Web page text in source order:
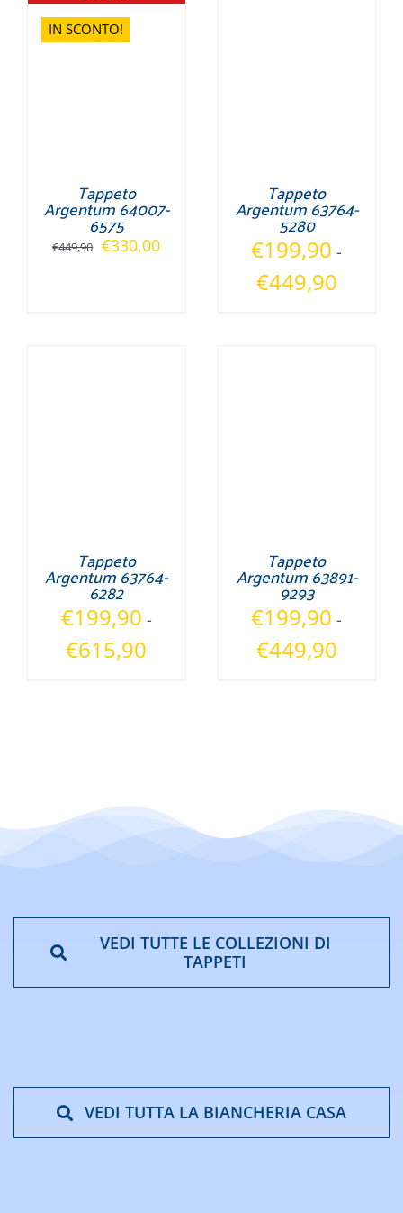
IN SCONTO!
Tappeto
Argentum 64007-
6575
€449,90 Il
€330,00Il
Tappeto
Argentum 63764-
5280
€199,90 -
€449,90Fascia
Tappeto
Argentum 63764-
6282
€199,90 -
€615,90
Tappeto
Argentum 63891-
9293
€199,90 -
€449,90Fascia
VEDI TUTTE LE COLLEZIONI DI
TAPPETI
VEDI TUTTA LA BIANCHERIA CASA